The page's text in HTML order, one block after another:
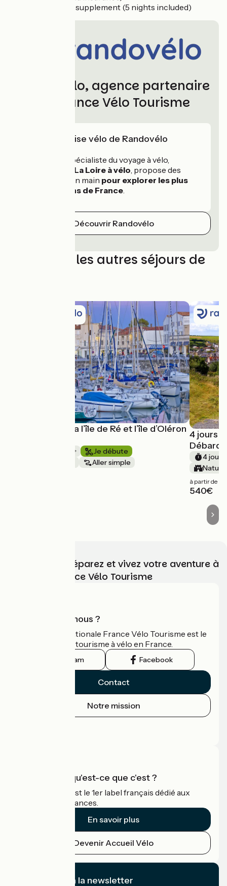
Single room supplement (5 nights included)
Randovélo, agence partenaire
de France Vélo Tourisme
L'expertise vélo de Randovélo
Randovélo, spécialiste du voyage à vélo,
pionnier sur La Loire à vélo, propose des
séjours clés en main pour explorer les plus
belles régions de France.
Découvrir Randovélo
Découvrez les autres séjours de
La Rochelle via l’île de Ré et l’île d’Oléron
1 semaine et +
Je débute
Aller simple
4 jours
4 jours
à partir de
540€
Choisissez, préparez et vivez votre aventure à
vélo avec France Vélo Tourisme
Qui sommes-nous ?
L'association nationale France Vélo Tourisme est le
guide officiel du tourisme à vélo en France.
Instagram Facebook
Contact
Notre mission
Accueil Vélo qu'est-ce que c'est ?
Accueil Vélo c'est le 1er label français dédié aux
cyclistes en vacances.
En savoir plus
Devenir Accueil Vélo
Je m'abonne à la newsletter